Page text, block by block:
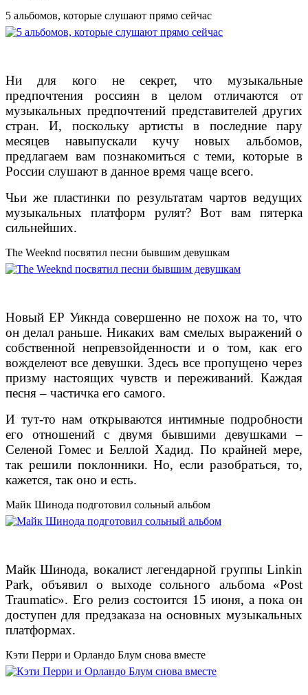
5 альбомов, которые слушают прямо сейчас
Ни для кого не секрет, что музыкальные
предпочтения россиян в целом отличаются от
музыкальных предпочтений представителей других
стран. И, поскольку артисты в последние пару
месяцев навыпускали кучу новых альбомов,
предлагаем вам познакомиться с теми, которые в
России слушают в данное время чаще всего.
Чьи же пластинки по результатам чартов ведущих
музыкальных платформ рулят? Вот вам пятерка
сильнейших.
The Weeknd посвятил песни бывшим девушкам
Новый EP Уикнда совершенно не похож на то, что
он делал раньше. Никаких вам смелых выражений о
собственной непревзойденности и о том, как его
вожделеют все девушки. Здесь все пропущено через
призму настоящих чувств и переживаний. Каждая
песня – частичка его самого.
И тут-то нам открываются интимные подробности
его отношений с двумя бывшими девушками –
Селеной Гомес и Беллой Хадид. По крайней мере,
так решили поклонники. Но, если разобраться, то,
кажется, так оно и есть.
Майк Шинода подготовил сольный альбом
Майк Шинода, вокалист легендарной группы Linkin
Park, объявил о выходе сольного альбома «Post
Traumatic». Его релиз состоится 15 июня, а пока он
доступен для предзаказа на основных музыкальных
платформах.
Кэти Перри и Орландо Блум снова вместе